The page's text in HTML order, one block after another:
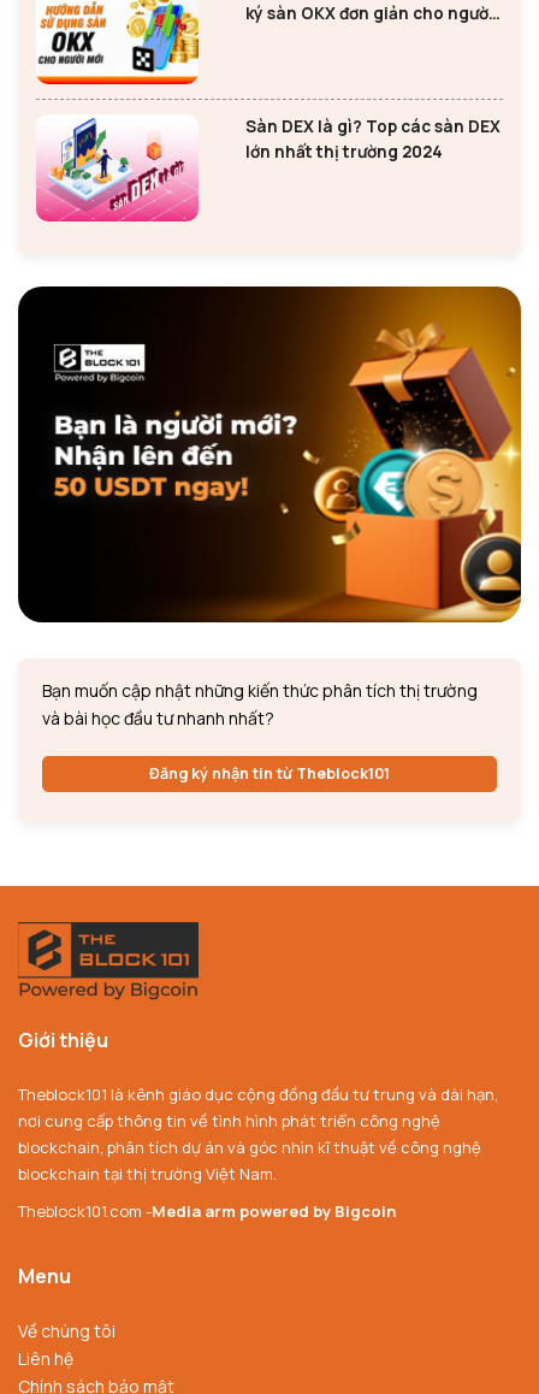
ký sàn OKX đơn giản cho người
Sàn DEX là gì? Top các sàn DEX
lớn nhất thị trường 2024
Bạn muốn cập nhật những kiến thức phân tích thị trường
và bài học đầu tư nhanh nhất?
Đăng ký nhận tin từ Theblock101
Giới thiệu
Theblock101 là kênh giáo dục cộng đồng đầu tư trung và dài hạn,
nơi cung cấp thông tin về tình hình phát triển công nghệ
blockchain, phân tích dự án và góc nhìn kĩ thuật về công nghệ
blockchain tại thị trường Việt Nam.
Theblock101.com -Media arm powered by Bigcoin
Menu
Về chúng tôi
Liên hệ
Chính sách bảo mật